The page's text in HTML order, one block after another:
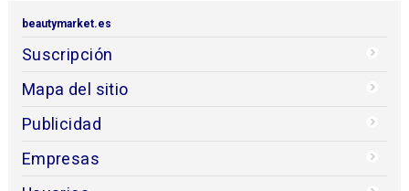
beautymarket.es
Suscripción
Mapa del sitio
Publicidad
Empresas